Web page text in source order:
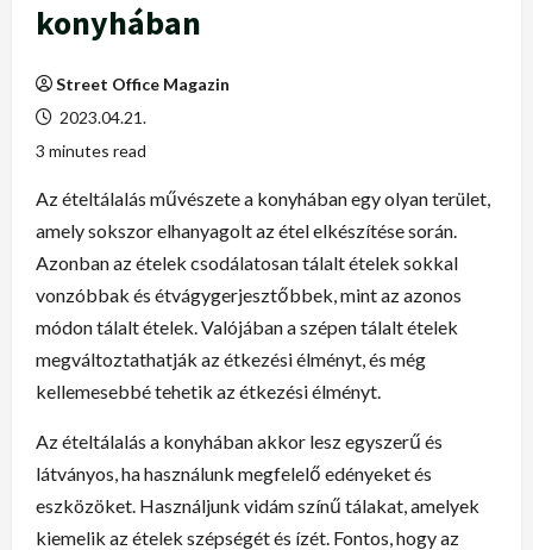
konyhában
Street Office Magazin
2023.04.21.
3 minutes read
Az ételtálalás művészete a konyhában egy olyan terület,
amely sokszor elhanyagolt az étel elkészítése során.
Azonban az ételek csodálatosan tálalt ételek sokkal
vonzóbbak és étvágygerjesztőbbek, mint az azonos
módon tálalt ételek. Valójában a szépen tálalt ételek
megváltoztathatják az étkezési élményt, és még
kellemesebbé tehetik az étkezési élményt.
Az ételtálalás a konyhában akkor lesz egyszerű és
látványos, ha használunk megfelelő edényeket és
eszközöket. Használjunk vidám színű tálakat, amelyek
kiemelik az ételek szépségét és ízét. Fontos, hogy az